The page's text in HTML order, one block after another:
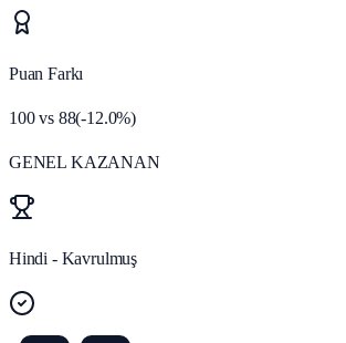
Puan Farkı
100vs 88(-12.0%)
GENEL KAZANAN
Hindi - Kavrulmuş